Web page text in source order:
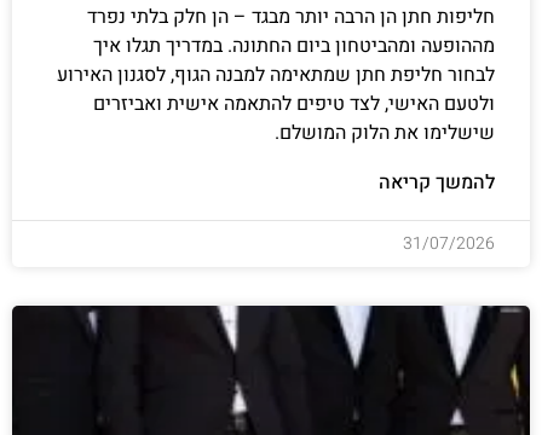
חליפות חתן הן הרבה יותר מבגד – הן חלק בלתי נפרד
מההופעה ומהביטחון ביום החתונה. במדריך תגלו איך
לבחור חליפת חתן שמתאימה למבנה הגוף, לסגנון האירוע
ולטעם האישי, לצד טיפים להתאמה אישית ואביזרים
שישלימו את הלוק המושלם.
להמשך קריאה
31/07/2026